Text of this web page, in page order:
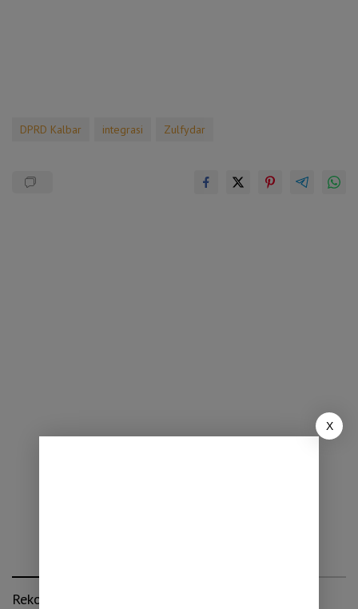
DPRD Kalbar integrasi Zulfydar
Rekomendasi untuk kamu
X